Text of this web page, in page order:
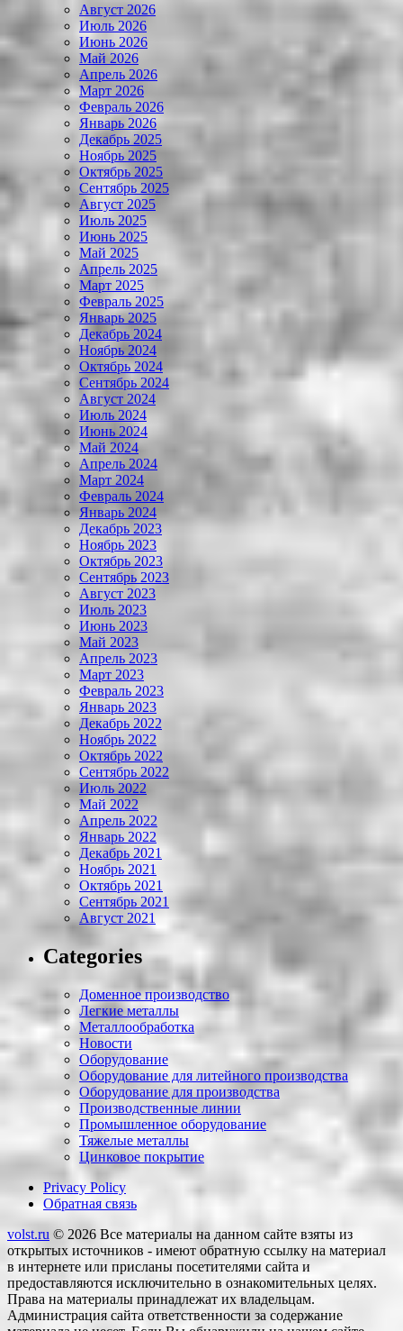
Август 2026
Июль 2026
Июнь 2026
Май 2026
Апрель 2026
Март 2026
Февраль 2026
Январь 2026
Декабрь 2025
Ноябрь 2025
Октябрь 2025
Сентябрь 2025
Август 2025
Июль 2025
Июнь 2025
Май 2025
Апрель 2025
Март 2025
Февраль 2025
Январь 2025
Декабрь 2024
Ноябрь 2024
Октябрь 2024
Сентябрь 2024
Август 2024
Июль 2024
Июнь 2024
Май 2024
Апрель 2024
Март 2024
Февраль 2024
Январь 2024
Декабрь 2023
Ноябрь 2023
Октябрь 2023
Сентябрь 2023
Август 2023
Июль 2023
Июнь 2023
Май 2023
Апрель 2023
Март 2023
Февраль 2023
Январь 2023
Декабрь 2022
Ноябрь 2022
Октябрь 2022
Сентябрь 2022
Июль 2022
Май 2022
Апрель 2022
Январь 2022
Декабрь 2021
Ноябрь 2021
Октябрь 2021
Сентябрь 2021
Август 2021
Categories
Доменное производство
Легкие металлы
Металлообработка
Новости
Оборудование
Оборудование для литейного производства
Оборудование для производства
Производственные линии
Промышленное оборудование
Тяжелые металлы
Цинковое покрытие
Privacy Policy
Обратная связь
volst.ru © 2026 Все материалы на данном сайте взяты из
открытых источников - имеют обратную ссылку на материал
в интернете или присланы посетителями сайта и
предоставляются исключительно в ознакомительных целях.
Права на материалы принадлежат их владельцам.
Администрация сайта ответственности за содержание